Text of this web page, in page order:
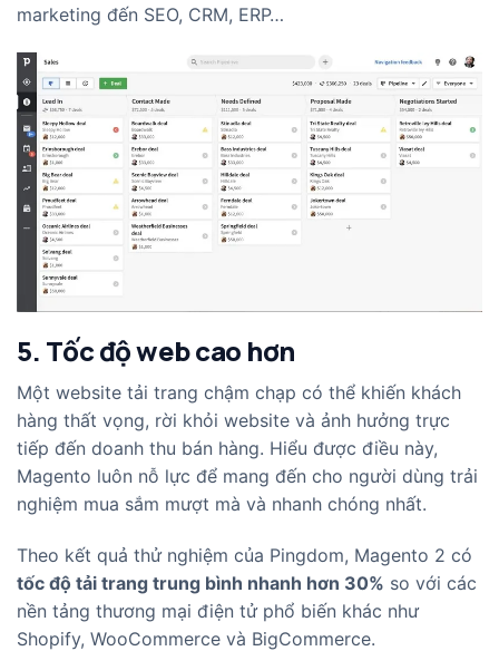
marketing đến SEO, CRM, ERP…
5. Tốc độ web cao hơn
Một website tải trang chậm chạp có thể khiến khách
hàng thất vọng, rời khỏi website và ảnh hưởng trực
tiếp đến doanh thu bán hàng. Hiểu được điều này,
Magento luôn nỗ lực để mang đến cho người dùng trải
nghiệm mua sắm mượt mà và nhanh chóng nhất.
Theo kết quả thử nghiệm của Pingdom, Magento 2 có
tốc độ tải trang trung bình nhanh hơn 30% so với các
nền tảng thương mại điện tử phổ biến khác như
Shopify, WooCommerce và BigCommerce.